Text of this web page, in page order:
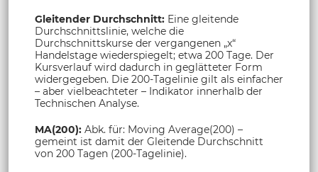
Gleitender Durchschnitt: Eine gleitende
Durchschnittslinie, welche die
Durchschnittskurse der vergangenen „x“
Handelstage wiederspiegelt; etwa 200 Tage. Der
Kursverlauf wird dadurch in geglätteter Form
widergegeben. Die 200-Tagelinie gilt als einfacher
– aber vielbeachteter – Indikator innerhalb der
Technischen Analyse.
MA(200): Abk. für: Moving Average(200) –
gemeint ist damit der Gleitende Durchschnitt
von 200 Tagen (200-Tagelinie).